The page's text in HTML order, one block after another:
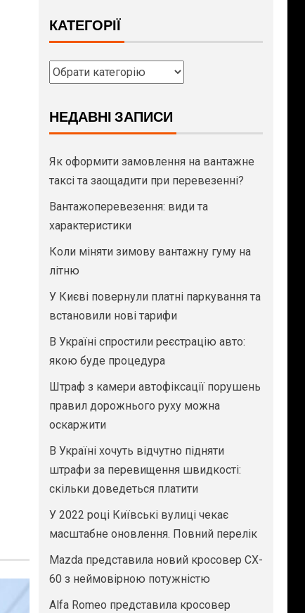
КАТЕГОРІЇ
НЕДАВНІ ЗАПИСИ
Як оформити замовлення на вантажне
таксі та заощадити при перевезенні?
Вантажоперевезення: види та
характеристики
Коли міняти зимову вантажну гуму на
літню
У Києві повернули платні паркування та
встановили нові тарифи
В Україні спростили реєстрацію авто:
якою буде процедура
Штраф з камери автофіксації порушень
правил дорожнього руху можна
оскаржити
В Україні хочуть відчутно підняти
штрафи за перевищення швидкості:
скільки доведеться платити
У 2022 році Київські вулиці чекає
масштабне оновлення. Повний перелік
Mazda представила новий кросовер CX-
60 з неймовірною потужністю
Alfa Romeo представила кросовер